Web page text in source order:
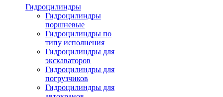
Гидроцилиндры
Гидроцилиндры
поршневые
Гидроцилиндры по
типу исполнения
Гидроцилиндры для
экскаваторов
Гидроцилиндры для
погрузчиков
Гидроцилиндры для